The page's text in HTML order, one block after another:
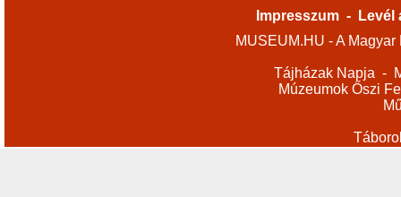
Impresszum -
Levél
MUSEUM.HU - A
Tájházak Napja -
Múzeumok Őszi